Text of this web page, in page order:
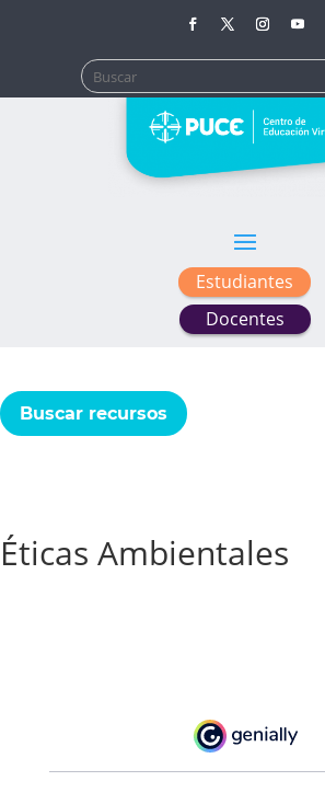
Buscar:
Estudiantes
Docentes
Buscar recursos
Éticas Ambientales